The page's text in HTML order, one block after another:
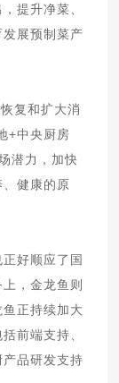
提升净菜、
展预制菜产
复和扩大消
+中央厨房
潜力，加快
健康的原
好顺应了国
，金龙鱼则
正持续加大
前端支持、
品研发支持